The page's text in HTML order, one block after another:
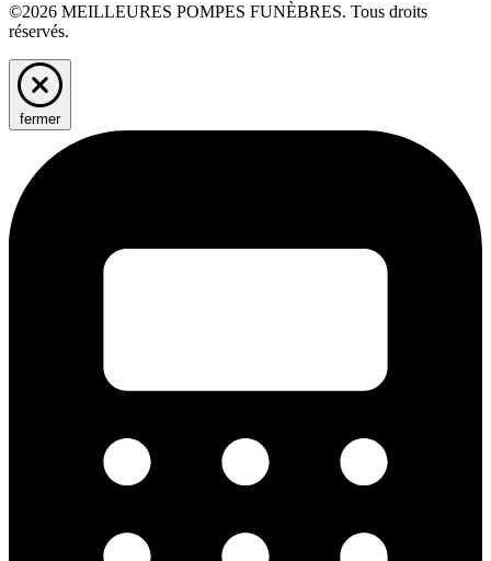
©2026 MEILLEURES POMPES FUNÈBRES. Tous droits
réservés.
fermer